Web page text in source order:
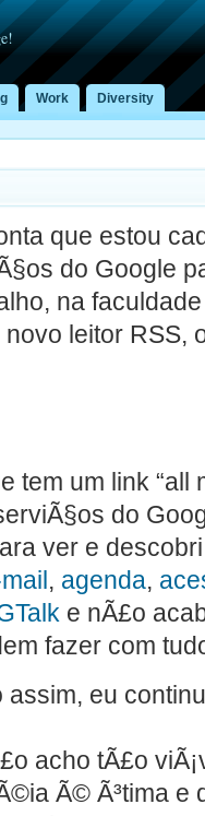
Work Diversity
que estou
do Google
na
leitor RSS,
tem um link “all
do
ver e
, agenda,
e nÃ£o
fazer com
eu
acho tÃ£o
Ã© Ã³tima e